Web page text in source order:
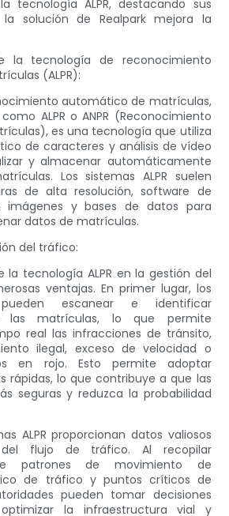
ALPR, destacando sus
solución de Realpark mejora la
la tecnología de reconocimiento
(ALPR):
automático de matrículas,
ALPR o ANPR (Reconocimiento
es una tecnología que utiliza
de caracteres y análisis de vídeo
y almacenar automáticamente
Los sistemas ALPR suelen
de alta resolución, software de
imágenes y bases de datos para
datos de matrículas.
del tráfico:
la tecnología ALPR en la gestión del
ventajas. En primer lugar, los
escanear e identificar
las matrículas, lo que permite
real las infracciones de tránsito,
ilegal, exceso de velocidad o
en rojo. Esto permite adoptar
rápidas, lo que contribuye a que las
seguras y reduzca la probabilidad
ALPR proporcionan datos valiosos
flujo de tráfico. Al recopilar
patrones de movimiento de
de tráfico y puntos críticos de
pueden tomar decisiones
la infraestructura vial y